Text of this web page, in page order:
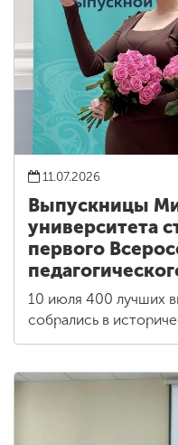
11.07.2026
Выпускницы
университета
первого
10 июля 400 лучших
собрались в